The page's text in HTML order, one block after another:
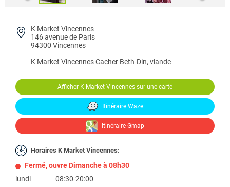
K Market Vincennes
146 avenue de Paris
94300 Vincennes
K Market VincennesCacher Beth-Din, viande
Afficher K Market Vincennes sur une carte
Itinéraire Waze
Itinéraire Gmap
Horaires K Market Vincennes:
Fermé, ouvre Dimanche à 08h30
lundi
08:30-20:00